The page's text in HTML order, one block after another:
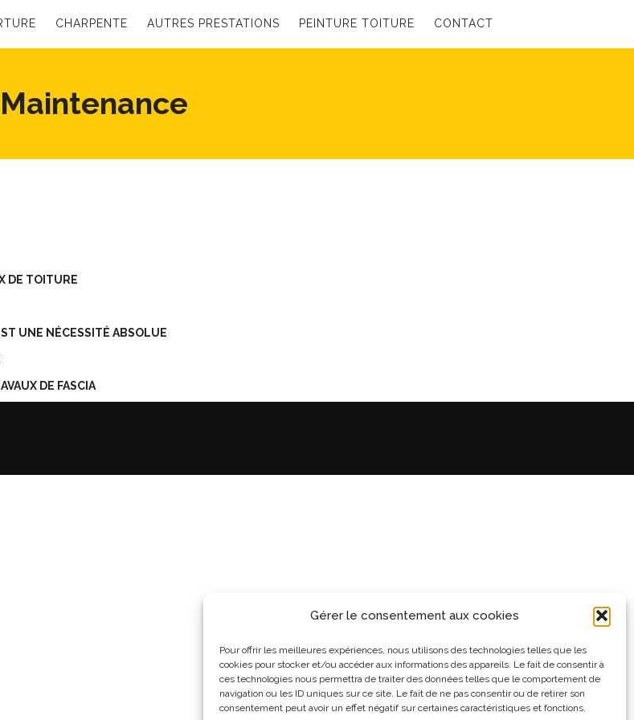
Gérer le consentement aux cookies
Pour offrir les meilleures expériences, nous utilisons des technologies telles que les
cookies pour stocker et/ou accéder aux informations des appareils. Le fait de consentir à
ces technologies nous permettra de traiter des données telles que le comportement de
navigation ou les ID uniques sur ce site. Le fait de ne pas consentir ou de retirer son
consentement peut avoir un effet négatif sur certaines caractéristiques et fonctions.
CHARPENTE AUTRES PRESTATIONS PEINTURE TOITURE CONTACT
Maintenance
DE TOITURE
UNE NÉCESSITÉ ABSOLUE
DE FASCIA